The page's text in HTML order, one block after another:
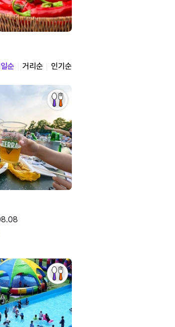
순 거리순 인기순